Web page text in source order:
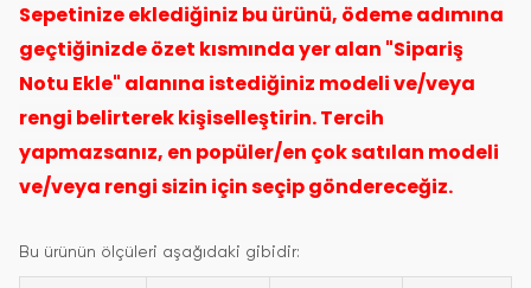
Sepetinize eklediğiniz bu ürünü, ödeme adımına
geçtiğinizde özet kısmında yer alan "Sipariş
Notu Ekle" alanına istediğiniz modeli ve/veya
rengi belirterek kişiselleştirin. Tercih
yapmazsanız, en popüler/en çok satılan modeli
ve/veya rengi sizin için seçip göndereceğiz.
Bu ürünün ölçüleri aşağıdaki gibidir: